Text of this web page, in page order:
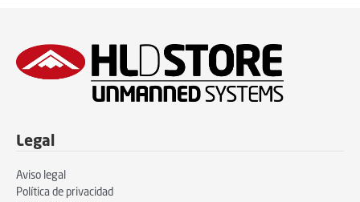
Legal
Aviso legal
Política de privacidad